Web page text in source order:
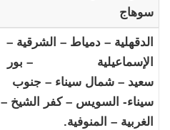
سوهاج
الدقهلية – دمياط – الشرقية –
الإسماعيلية – بور
سعيد – شمال سيناء – جنوب
سيناء- السويس – كفر الشيخ –
الغربية – المنوفية.